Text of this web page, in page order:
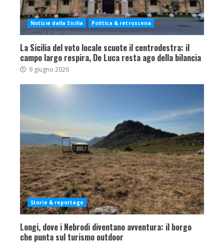
Notizie dalla Sicilia Politica & retroscena
La Sicilia del voto locale scuote il centrodestra: il
campo largo respira, De Luca resta ago della bilancia
9 giugno 2026
Storie & reportage
Longi, dove i Nebrodi diventano avventura: il borgo
che punta sul turismo outdoor